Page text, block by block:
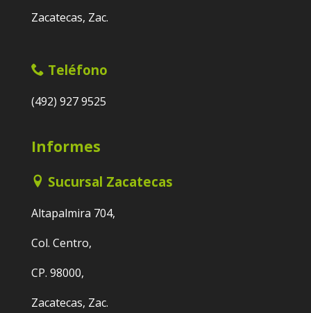
Zacatecas, Zac.
Teléfono
(492) 927 9525
Informes
Sucursal Zacatecas
Altapalmira 704,
Col. Centro,
CP. 98000,
Zacatecas, Zac.